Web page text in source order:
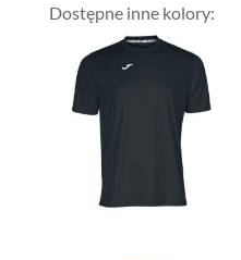
Combi
100052.450